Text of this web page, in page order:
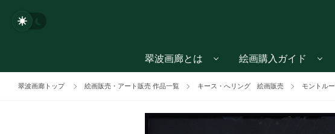
翠波画廊とは 絵画購入ガイド
翠波画廊トップ 絵画販売・アート販売 作品一覧 キース・へリング 絵画販売 モントルー